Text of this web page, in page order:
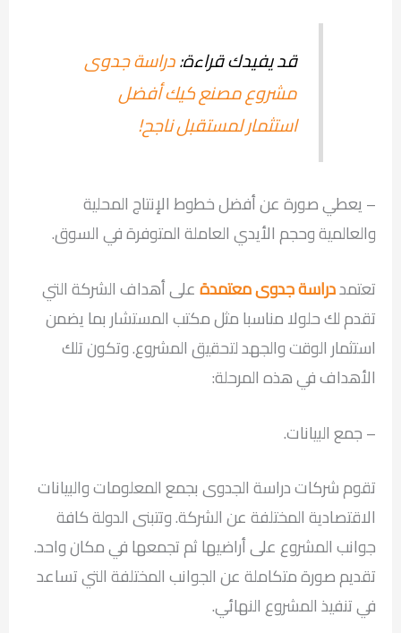
قد يفيدك قراءة:دراسة جدوى
مشروع مصنع كيك أفضل
استثمار لمستقبل ناجح!
– يعطي صورة عن أفضل خطوط الإنتاج المحلية
والعالمية وحجم الأيدي العاملة المتوفرة في السوق.
تعتمددراسة جدوى معتمدةعلى أهداف الشركة التي
تقدم لك حلولا مناسبا مثل مكتب المستشار بما يضمن
استثمار الوقت والجهد لتحقيق المشروع. وتكون تلك
الأهداف في هذه المرحلة:
– جمع البيانات.
تقوم شركات دراسة الجدوى بجمع المعلومات والبيانات
الاقتصادية المختلفة عن الشركة. وتتبنى الدولة كافة
جوانب المشروع على أراضيها ثم تجمعها في مكان واحد.
تقديم صورة متكاملة عن الجوانب المختلفة التي تساعد
في تنفيذ المشروع النهائي.